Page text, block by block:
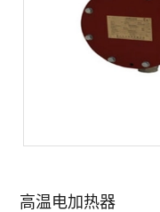
高温电加热器